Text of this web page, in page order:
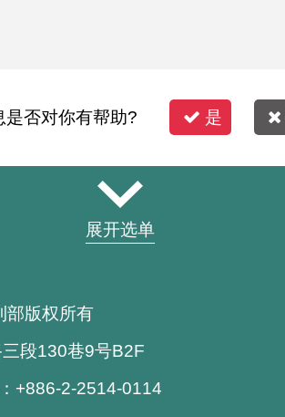
是否对你有帮助? 是
展开选单
版权所有
段130巷9号B2F
+886-2-2514-0114